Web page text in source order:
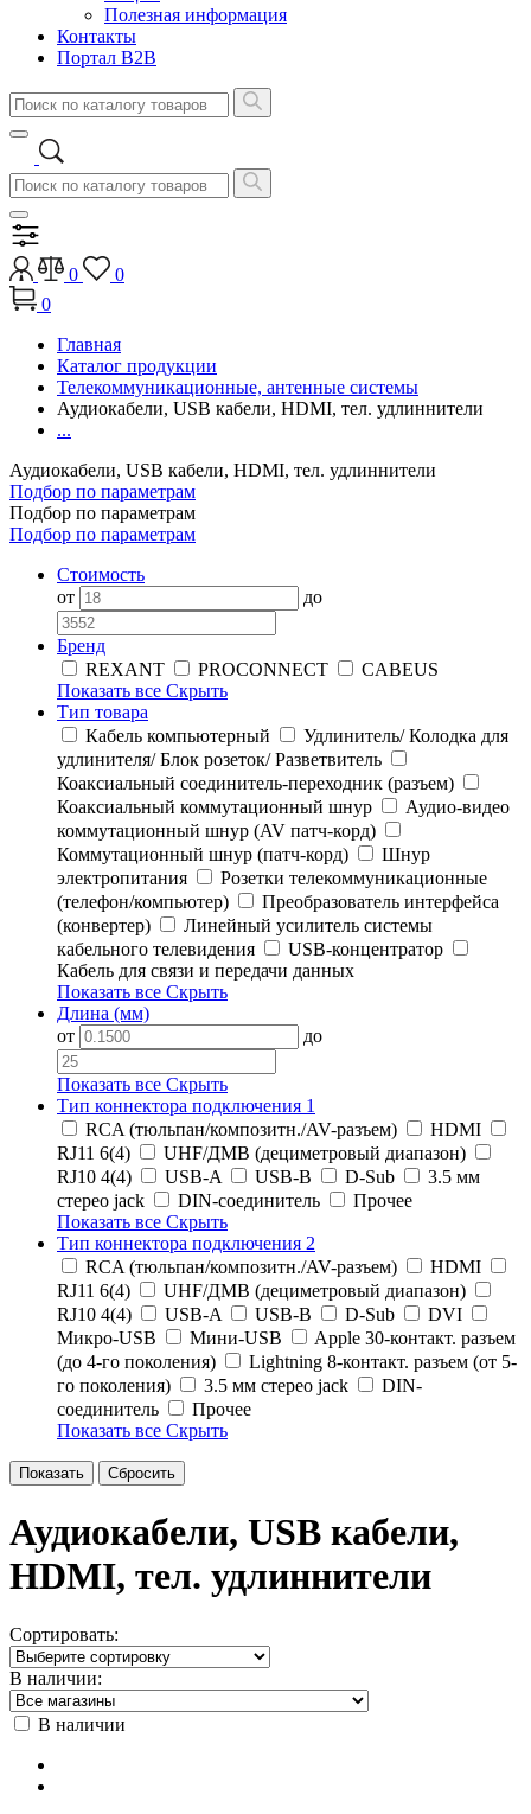
Полезная информация
Контакты
Портал B2B
0
0
0
Главная
Каталог продукции
Телекоммуникационные, антенные системы
Аудиокабели, USB кабели, HDMI, тел. удлиннители
...
Аудиокабели, USB кабели, HDMI, тел. удлиннители
Подбор по параметрам
Подбор по параметрам
Подбор по параметрам
Стоимость
от
до
Бренд
REXANT
PROCONNECT
CABEUS
Показать все Скрыть
Тип товара
Кабель компьютерный
Удлинитель/ Колодка для
удлинителя/ Блок розеток/ Разветвитель
Коаксиальный соединитель-переходник (разъем)
Коаксиальный коммутационный шнур
Аудио-видео
коммутационный шнур (AV патч-корд)
Коммутационный шнур (патч-корд)
Шнур
электропитания
Розетки телекоммуникационные
(телефон/компьютер)
Преобразователь интерфейса
(конвертер)
Линейный усилитель системы
кабельного телевидения
USB-концентратор
Кабель для связи и передачи данных
Показать все Скрыть
Длина (мм)
от
до
Показать все Скрыть
Тип коннектора подключения 1
RCA (тюльпан/композитн./AV-разъем)
HDMI
RJ11 6(4)
UHF/ДМВ (дециметровый диапазон)
RJ10 4(4)
USB-A USB-B D-Sub
3.5 мм
стерео jack
DIN-соединитель
Прочее
Показать все Скрыть
Тип коннектора подключения 2
RCA (тюльпан/композитн./AV-разъем)
HDMI
RJ11 6(4)
UHF/ДМВ (дециметровый диапазон)
RJ10 4(4)
USB-A USB-B D-Sub
DVI
Микро-USB
Мини-USB
Apple 30-контакт. разъем
(до 4-го поколения)
Lightning 8-контакт. разъем (от 5-
го поколения)
3.5 мм стерео jack
DIN-
соединитель
Прочее
Показать все Скрыть
Аудиокабели, USB кабели,
HDMI, тел. удлиннители
Сортировать:
В наличии:
В наличии